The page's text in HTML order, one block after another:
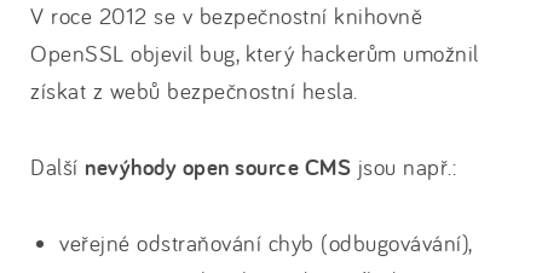
V roce 2012 se v bezpečnostní knihovně
OpenSSL objevil bug, který hackerům umožnil
získat z webů bezpečnostní hesla.
Další nevýhody open source CMS jsou např.:
veřejné odstraňování chyb (odbugovávání),